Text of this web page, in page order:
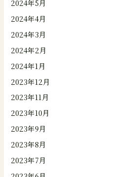
2024年5月
2024年4月
2024年3月
2024年2月
2024年1月
2023年12月
2023年11月
2023年10月
2023年9月
2023年8月
2023年7月